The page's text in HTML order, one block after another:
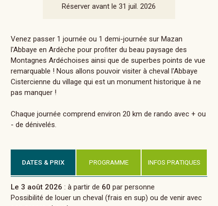
Réserver avant le 31 juil. 2026
Venez passer 1 journée ou 1 demi-journée sur Mazan
l'Abbaye en Ardèche pour profiter du beau paysage des
Montagnes Ardéchoises ainsi que de superbes points de vue
remarquable ! Nous allons pouvoir visiter à cheval l'Abbaye
Cistercienne du village qui est un monument historique à ne
pas manquer !
Chaque journée comprend environ 20 km de rando avec + ou
- de dénivelés.
DATES & PRIX PROGRAMME INFOS PRATIQUES
Le 3 août 2026 : à partir de 60 par personne
Possibilité de louer un cheval (frais en sup) ou de venir avec